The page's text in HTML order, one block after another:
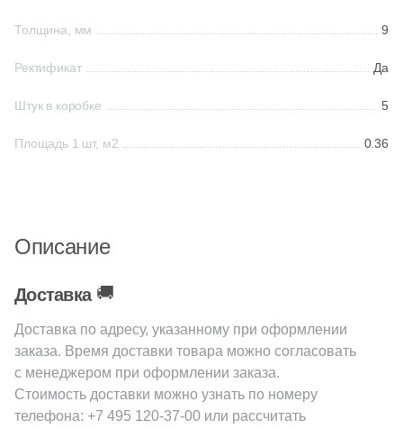
Cicogres (6 )
Cifre (103)
Cl Ker (34)
Click Ceramica (
Coliseum (216
Concor (
Cotto Petrus (2 )
Creanza ( 111 )
Толщина, мм 9
Ректификат Да
Штук в коробке 5
Площадь 1 шт, м2 0.36
Описание
Доставка 🚚
Доставка по адресу, указанному при оформлении
заказа. Время доставки товара можно согласовать
с менеджером при оформлении заказа.
Стоимость доставки можно узнать по номеру
телефона: +7 495 120-37-00 или рассчитать